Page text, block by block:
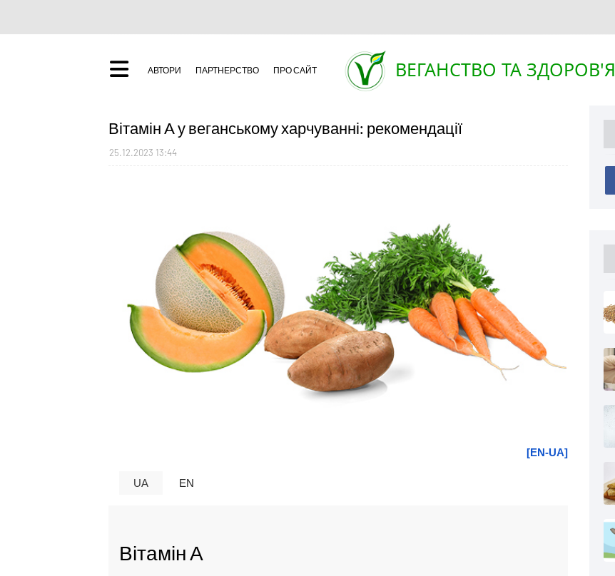
АВТОРИ ПАРТНЕРСТВО ПРО САЙТ ВЕГАНСТВО ТА ЗДОРОВ'Я
Вітамін A у веганському харчуванні: рекомендації
25.12.2023 13:44
[EN-UA]
UA EN
Вітамін А